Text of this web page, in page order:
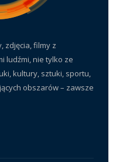
zdjęcia, filmy z
ludźmi, nie tylko ze
kultury, sztuki, sportu,
obszarów – zawsze